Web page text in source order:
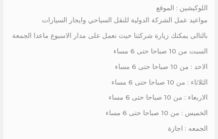
اللوكيشين : الموقع
مواعيد عمل الشركة الدولية للنقل السياحي وايجار السيارات
بالتالى يمكنك زيارة شركتنا حيث نعمل على مدار الاسبوع ماعدا الجمعة
السبت من 10 صباحا حتى 6 مساء
الاحد : من 10 صباحا حتى 6 مساء
الثلاثاء : من 10 صباحا حتى 6 مساء
الاربعاء : من 10 صباحا حتى 6 مساء
الخميس : من 10 صباحا حتى 6 مساء
الجمعه : اجازة